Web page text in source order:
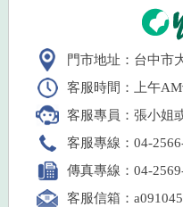
門市地址：台中市
客服時間：上午
客服專員：張小姐
客服專線：04-
傳真專線：04-
客服信箱：